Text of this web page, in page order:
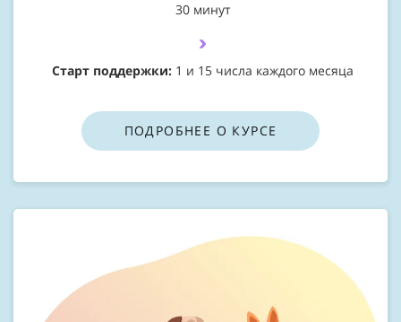
30 минут
Старт поддержки: 1 и 15 числа каждого месяца
ПОДРОБНЕЕ О КУРСЕ